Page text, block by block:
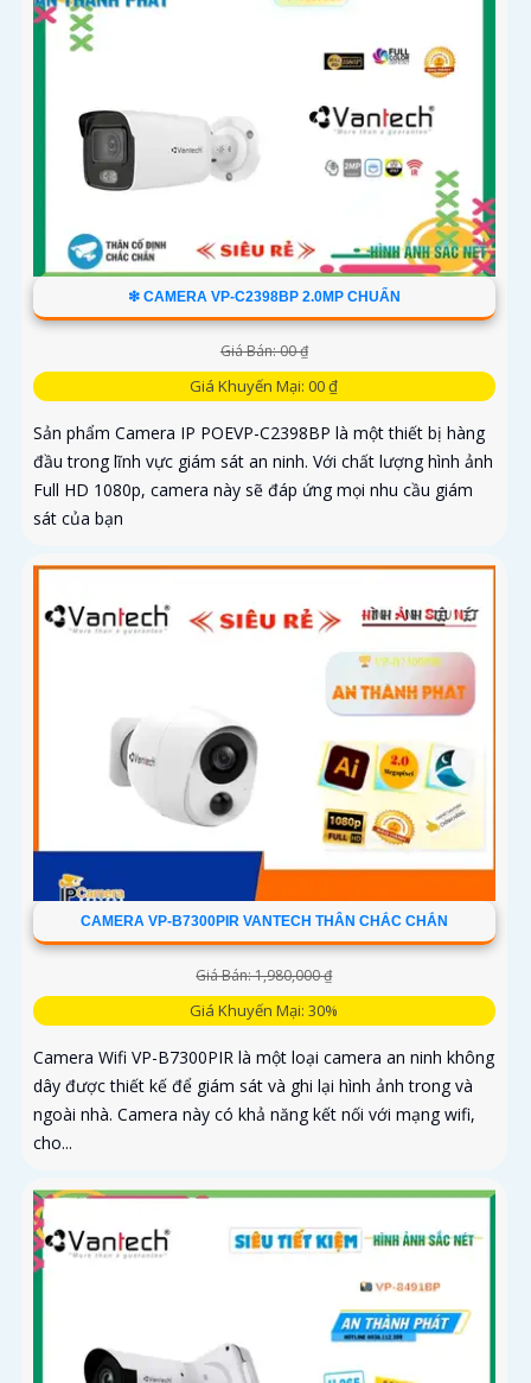
❇ CAMERA VP-C2398BP 2.0MP CHUẨN
Giá Bán: 00 ₫
Giá Khuyến Mại: 00 ₫
Sản phẩm Camera IP POEVP-C2398BP là một thiết bị hàng
đầu trong lĩnh vực giám sát an ninh. Với chất lượng hình ảnh
Full HD 1080p, camera này sẽ đáp ứng mọi nhu cầu giám
sát của bạn
CAMERA VP-B7300PIR VANTECH THÂN CHẮC CHẮN
Giá Bán: 1,980,000 ₫
Giá Khuyến Mại: 30%
Camera Wifi VP-B7300PIR là một loại camera an ninh không
dây được thiết kế để giám sát và ghi lại hình ảnh trong và
ngoài nhà. Camera này có khả năng kết nối với mạng wifi,
cho...